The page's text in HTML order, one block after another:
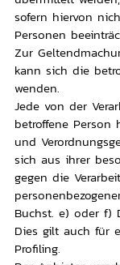
sofern hiervon
Personen
Zur
kann sich die
wenden.
Jede von der
betroffene Person
und
sich aus ihrer
gegen die
Buchst. e) oder f)
Dies gilt auch für
Profiling.